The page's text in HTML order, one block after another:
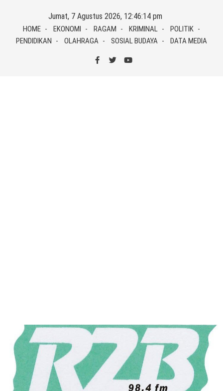
content
Jumat, 7 Agustus 2026, 12:46:15 pm
HOME EKONOMI RAGAM KRIMINAL
POLITIK
PENDIDIKAN
OLAHRAGA SOSIAL BUDAYA DATA MEDIA